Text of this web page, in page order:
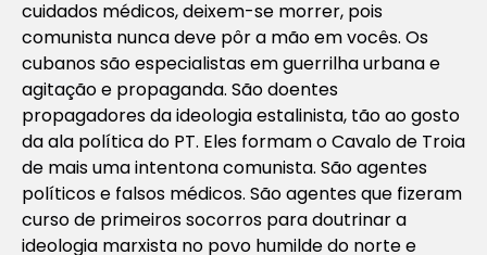
cuidados médicos, deixem-se morrer, pois
comunista nunca deve pôr a mão em vocês. Os
cubanos são especialistas em guerrilha urbana e
agitação e propaganda. São doentes
propagadores da ideologia estalinista, tão ao gosto
da ala política do PT. Eles formam o Cavalo de Troia
de mais uma intentona comunista. São agentes
políticos e falsos médicos. São agentes que fizeram
curso de primeiros socorros para doutrinar a
ideologia marxista no povo humilde do norte e